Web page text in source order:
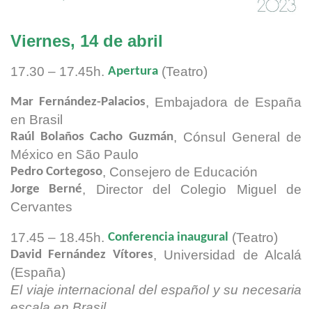
Viernes, 14 de abril
17.30 – 17.45h. Apertura (Teatro)
Mar Fernández-Palacios, Embajadora de España
en Brasil
Raúl Bolaños Cacho Guzmán, Cónsul General de
México en São Paulo
Pedro Cortegoso, Consejero de Educación
Jorge Berné, Director del Colegio Miguel de
Cervantes
17.45 – 18.45h. Conferencia inaugural (Teatro)
David Fernández Vítores, Universidad de Alcalá
(España)
El viaje internacional del español y su necesaria